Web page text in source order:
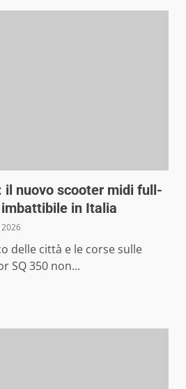
il nuovo scooter midi full-
in Italia
delle città e le corse sulle
SQ 350 non...